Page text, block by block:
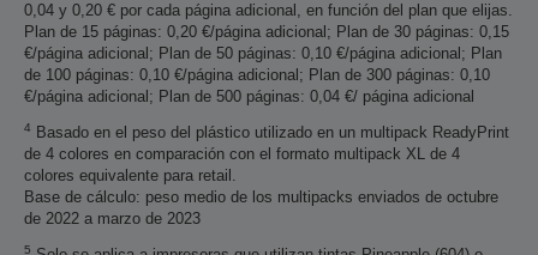
0,04 y 0,20 € por cada página adicional, en función del plan que elijas.
Plan de 15 páginas: 0,20 €/página adicional; Plan de 30 páginas: 0,15
€/página adicional; Plan de 50 páginas: 0,10 €/página adicional; Plan
de 100 páginas: 0,10 €/página adicional; Plan de 300 páginas: 0,10
€/página adicional; Plan de 500 páginas: 0,04 €/ página adicional
4
Basado en el peso del plástico utilizado en un multipack ReadyPrint
de 4 colores en comparación con el formato multipack XL de 4
colores equivalente para retail.
Base de cálculo: peso medio de los multipacks enviados de octubre
de 2022 a marzo de 2023
5